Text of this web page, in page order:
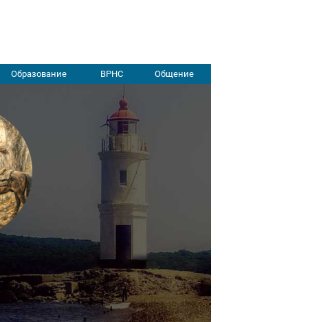
Образование ВРНС Общение